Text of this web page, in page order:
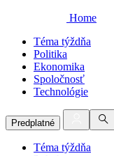
Home
Téma týždňa
Politika
Ekonomika
Spoločnosť
Technológie
Predplatné
Téma týždňa